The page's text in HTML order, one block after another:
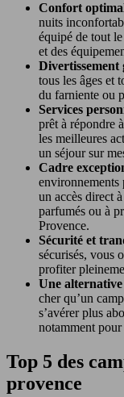
Confort
nuits
équipé de tout
et des
Divertissement
tous les âges et
du farniente ou
Services
prêt à répondre
les meilleures
un séjour sur
Cadre
environnements
un accès direct
parfumés ou à
Provence.
Sécurité et
sécurisés, vous
profiter
Une alternative
cher qu’un
s’avérer plus
notamment
Top 5 des
provence